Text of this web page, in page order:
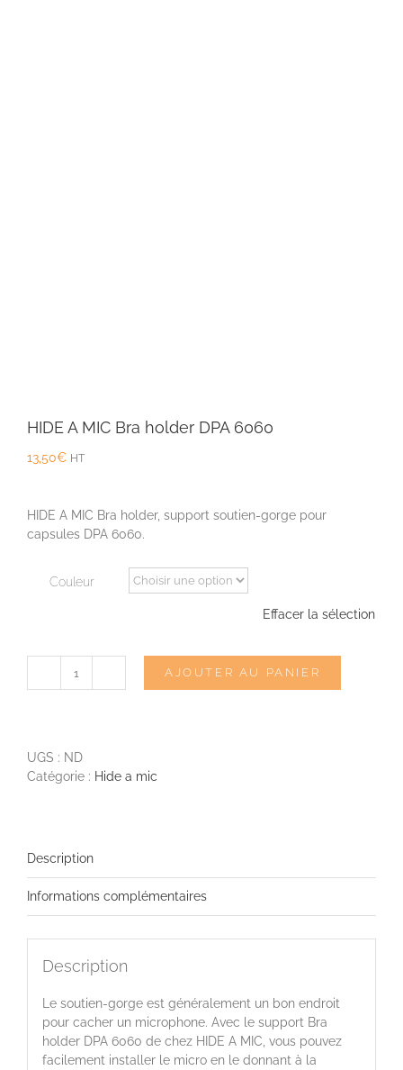
HIDE A MIC Bra holder DPA 6060
13,50€ HT
HIDE A MIC Bra holder, support soutien-gorge pour
capsules DPA 6060.
Couleur
Effacer la sélection
quantité
MIC
Bra
AJOUTER AU PANIER
UGS : ND
Catégorie : Hide a mic
Description
Informations complémentaires
Description
Le soutien-gorge est généralement un bon endroit
pour cacher un microphone. Avec le support Bra
holder DPA 6060 de chez HIDE A MIC, vous pouvez
facilement installer le micro en le donnant à la